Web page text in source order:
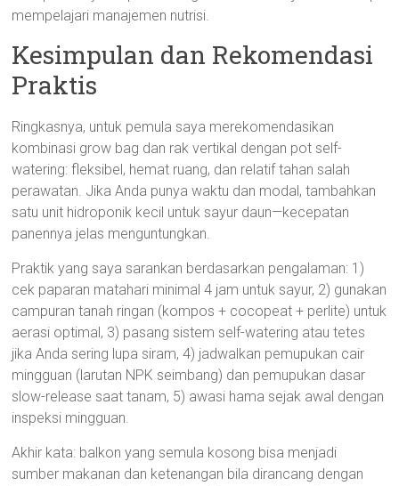
mempelajari manajemen nutrisi.
Kesimpulan dan Rekomendasi
Praktis
Ringkasnya, untuk pemula saya merekomendasikan
kombinasi grow bag dan rak vertikal dengan pot self-
watering: fleksibel, hemat ruang, dan relatif tahan salah
perawatan. Jika Anda punya waktu dan modal, tambahkan
satu unit hidroponik kecil untuk sayur daun—kecepatan
panennya jelas menguntungkan.
Praktik yang saya sarankan berdasarkan pengalaman: 1)
cek paparan matahari minimal 4 jam untuk sayur, 2) gunakan
campuran tanah ringan (kompos + cocopeat + perlite) untuk
aerasi optimal, 3) pasang sistem self-watering atau tetes
jika Anda sering lupa siram, 4) jadwalkan pemupukan cair
mingguan (larutan NPK seimbang) dan pemupukan dasar
slow-release saat tanam, 5) awasi hama sejak awal dengan
inspeksi mingguan.
Akhir kata: balkon yang semula kosong bisa menjadi
sumber makanan dan ketenangan bila dirancang dengan